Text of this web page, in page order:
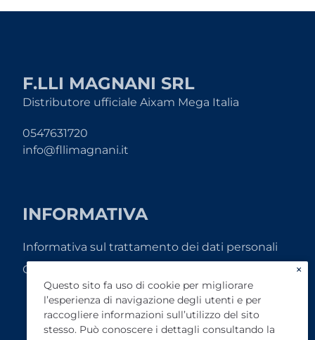
F.LLI MAGNANI SRL
Distributore ufficiale Aixam Mega Italia
0547631720
info@fllimagnani.it
INFORMATIVA
Informativa sul trattamento dei dati personali
Cookie Policy
×
Questo sito fa uso di cookie per migliorare
l’esperienza di navigazione degli utenti e per
raccogliere informazioni sull’utilizzo del sito
stesso. Può conoscere i dettagli consultando la